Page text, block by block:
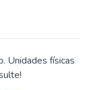
Unidades físicas